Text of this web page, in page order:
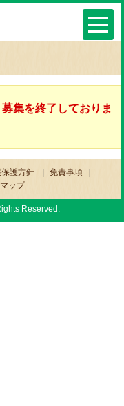
集を終了しておりま
護方針
免責事項
ップ
Reserved.